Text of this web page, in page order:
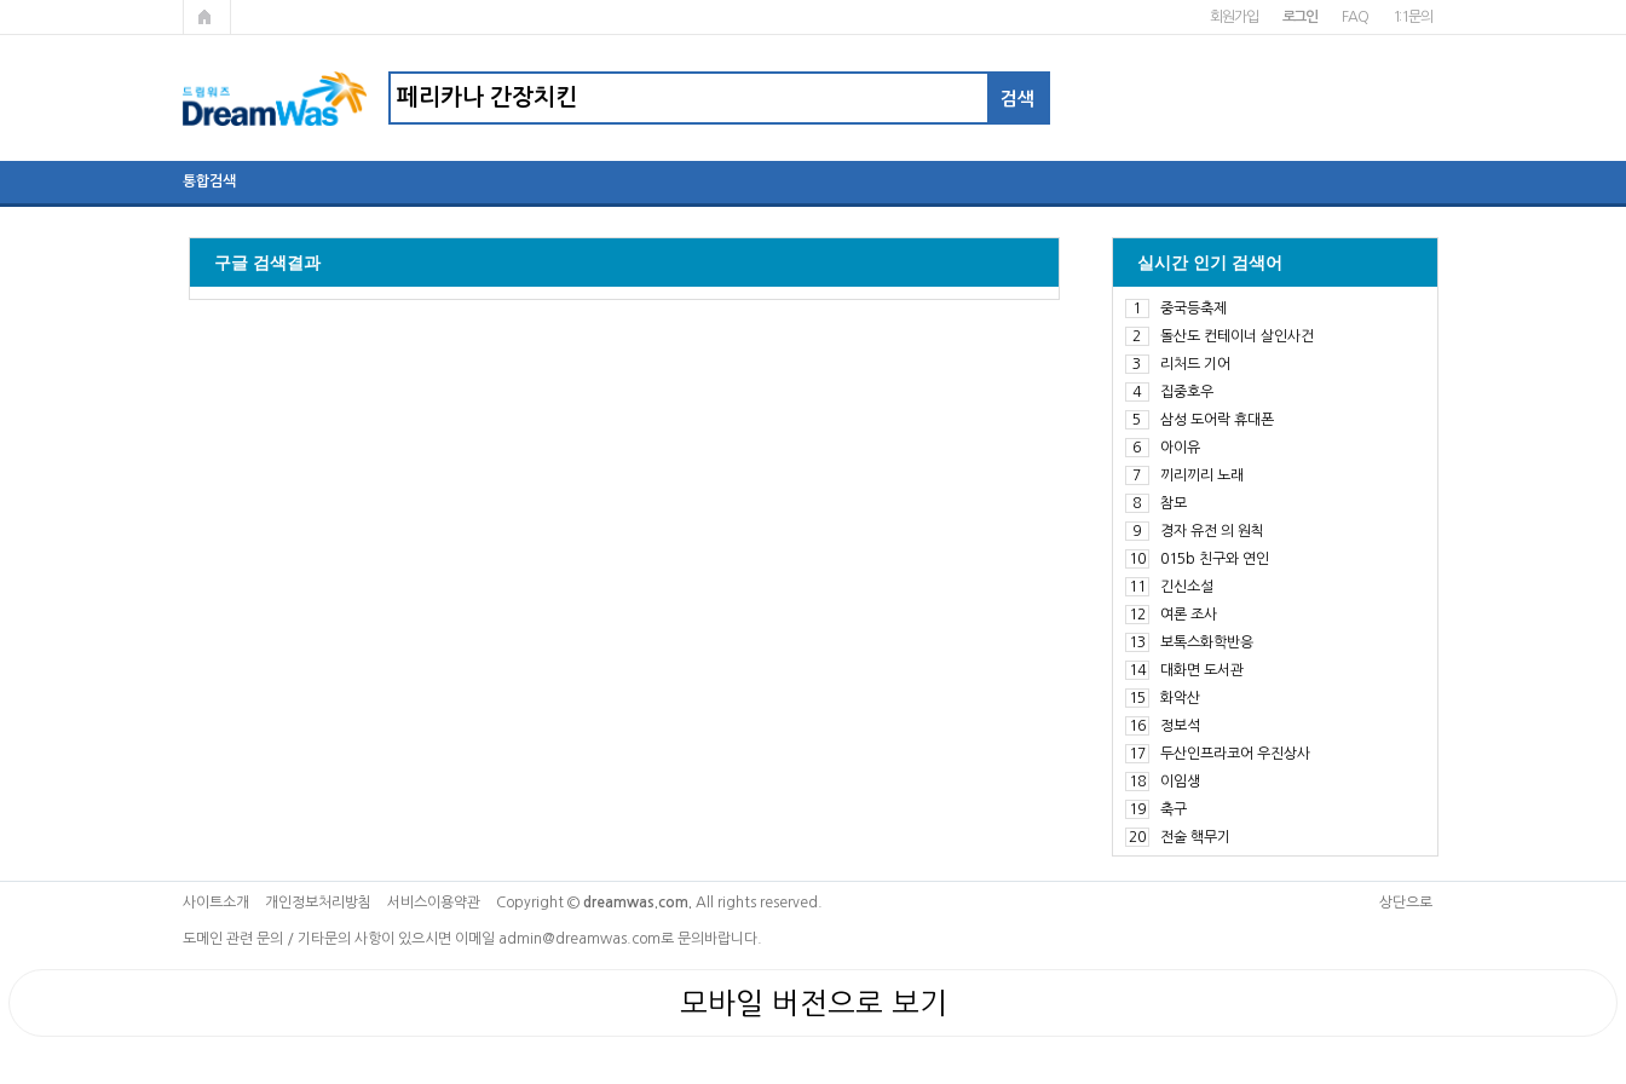
회원가입 로그인 FAQ 1:1문의
통합검색
실시간 인기 검색어
1
중국등축제
2
돌산도 컨테이너 살인사건
3
리처드 기어
4
집중호우
5
삼성 도어락 휴대폰
6
아이유
7
끼리끼리 노래
8
참모
9
경자 유전 의 원칙
10
015b 친구와 연인
11
긴신소설
12
여론 조사
13
보톡스화학반응
14
대화면 도서관
15
화악산
16
정보석
17
두산인프라코어 우진상사
18
이임생
19
축구
20
전술 핵무기
구글 검색결과
사이트소개 개인정보처리방침 서비스이용약관 Copyright © dreamwas.com. All rights reserved. 상단으로
도메인 관련 문의 / 기타문의 사항이 있으시면 이메일 admin@dreamwas.com로 문의바랍니다.
모바일 버전으로 보기